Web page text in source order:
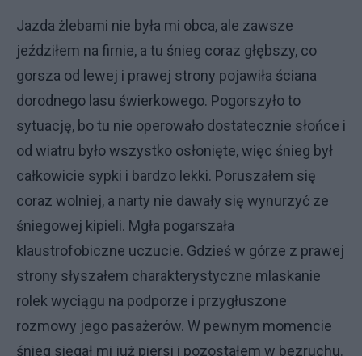
Jazda żlebami nie była mi obca, ale zawsze
jeździłem na firnie, a tu śnieg coraz głębszy, co
gorsza od lewej i prawej strony pojawiła ściana
dorodnego lasu świerkowego. Pogorszyło to
sytuację, bo tu nie operowało dostatecznie słońce i
od wiatru było wszystko osłonięte, więc śnieg był
całkowicie sypki i bardzo lekki. Poruszałem się
coraz wolniej, a narty nie dawały się wynurzyć ze
śniegowej kipieli. Mgła pogarszała
klaustrofobiczne uczucie. Gdzieś w górze z prawej
strony słyszałem charakterystyczne mlaskanie
rolek wyciągu na podporze i przygłuszone
rozmowy jego pasażerów. W pewnym momencie
śnieg sięgał mi już piersi i pozostałem w bezruchu.